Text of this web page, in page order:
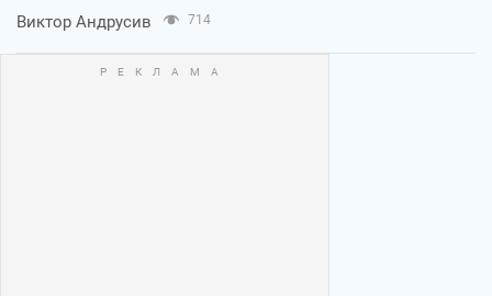
Виктор Андрусив 714